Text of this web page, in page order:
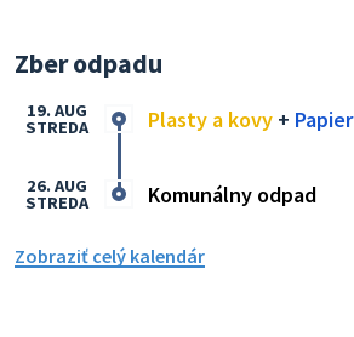
Zber odpadu
Plasty a kovy + Papier
19. AUG
STREDA
Komunálny odpad
26. AUG
STREDA
Zobraziť celý kalendár